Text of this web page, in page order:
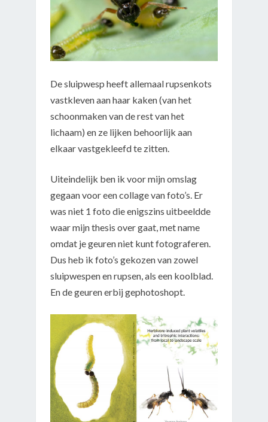
De sluipwesp heeft allemaal rupsenkots
vastkleven aan haar kaken (van het
schoonmaken van de rest van het
lichaam) en ze lijken behoorlijk aan
elkaar vastgekleefd te zitten.
Uiteindelijk ben ik voor mijn omslag
gegaan voor een collage van foto’s. Er
was niet 1 foto die enigszins uitbeeldde
waar mijn thesis over gaat, met name
omdat je geuren niet kunt fotograferen.
Dus heb ik foto’s gekozen van zowel
sluipwespen en rupsen, als een koolblad.
En de geuren erbij gephotoshopt.